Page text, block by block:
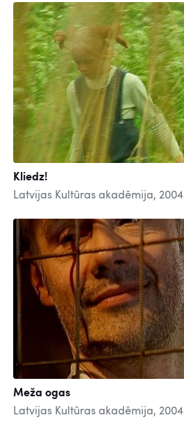
Kliedz!
Latvijas Kultūras akadēmija, 2004
Meža ogas
Latvijas Kultūras akadēmija, 2004